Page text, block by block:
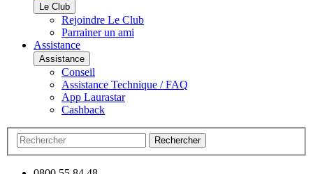
Le Club
Rejoindre Le Club
Parrainer un ami
Assistance
Assistance
Conseil
Assistance Technique / FAQ
App Laurastar
Cashback
Rechercher